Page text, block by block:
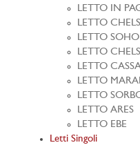
LETTO IN
LETTO
LETTO SOHO
LETTO
LETTO
LETTO
LETTO
LETTO ARES
LETTO EBE
Letti Singoli